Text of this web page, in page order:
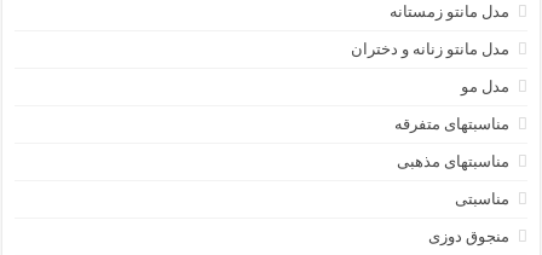
مدل مانتو زمستانه
مدل مانتو زنانه و دختران
مدل مو
مناسبتهای متفرقه
مناسبتهای مذهبی
مناسبتی
منجوق دوزی